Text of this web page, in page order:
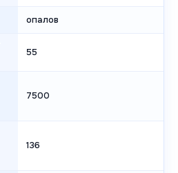
опалов
55
7500
136